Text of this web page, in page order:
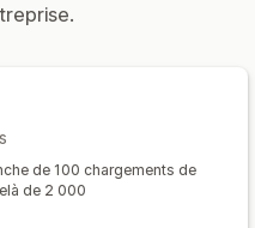
de 100 chargements de
de 2 000